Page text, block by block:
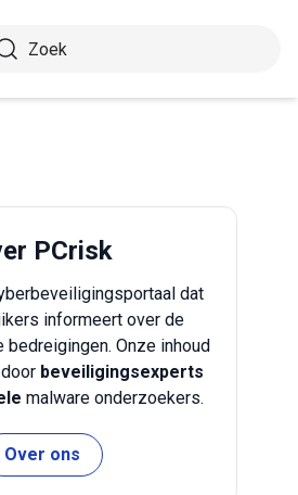
PCrisk
dat
informeert over de
Onze inhoud
beveiligingsexperts
malware onderzoekers.
Over ons